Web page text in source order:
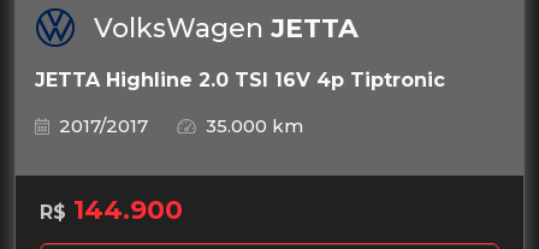
VolksWagen JETTA
JETTA Highline 2.0 TSI 16V 4p Tiptronic
2017/2017
35.000 km
R$ 144.900